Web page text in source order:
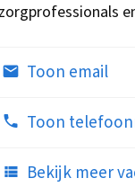
zorgprofessionals
Toon email
Toon
Bekijk meer